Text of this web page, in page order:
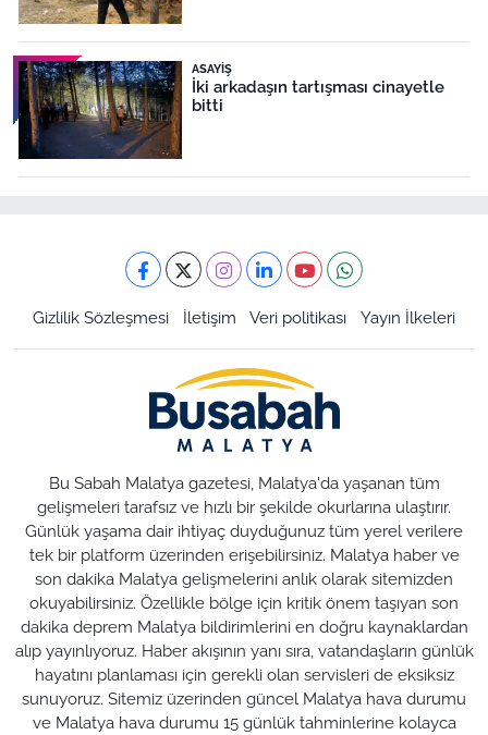
ASAYIŞ
İki arkadaşın tartışması cinayetle
bitti
Gizlilik Sözleşmesi İletişim Veri politikası Yayın İlkeleri
Bu Sabah Malatya gazetesi, Malatya'da yaşanan tüm
gelişmeleri tarafsız ve hızlı bir şekilde okurlarına ulaştırır.
Günlük yaşama dair ihtiyaç duyduğunuz tüm yerel verilere
tek bir platform üzerinden erişebilirsiniz. Malatya haber ve
son dakika Malatya gelişmelerini anlık olarak sitemizden
okuyabilirsiniz. Özellikle bölge için kritik önem taşıyan son
dakika deprem Malatya bildirimlerini en doğru kaynaklardan
alıp yayınlıyoruz. Haber akışının yanı sıra, vatandaşların günlük
hayatını planlaması için gerekli olan servisleri de eksiksiz
sunuyoruz. Sitemiz üzerinden güncel Malatya hava durumu
ve Malatya hava durumu 15 günlük tahminlerine kolayca